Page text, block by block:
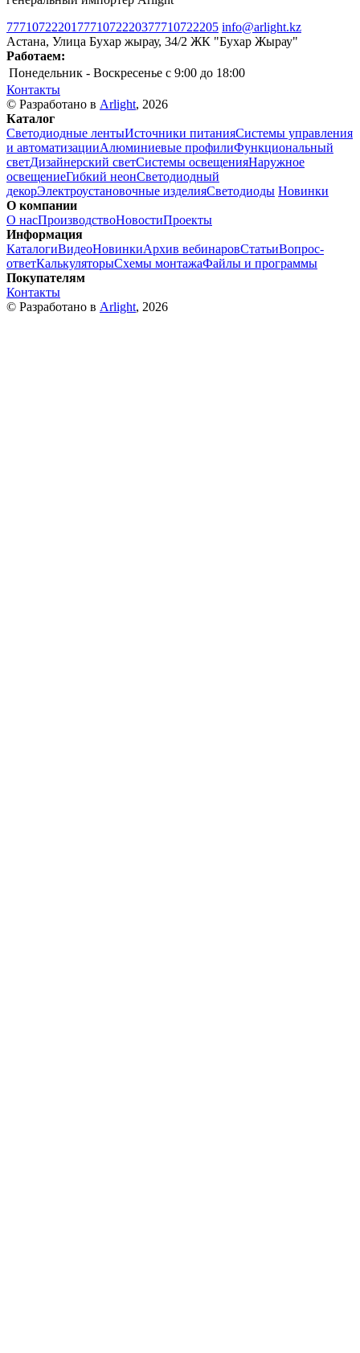
77710722201 7771072220377710722205 info@arlight.kz
Астана, Улица Бухар жырау, 34/2 ЖК "Бухар Жырау"
Работаем:
Понедельник - Воскресенье c 9:00 до 18:00
Контакты
© Разработано в Arlight, 2026
Каталог
Светодиодные лентыИсточники питанияСистемы управления
и автоматизацииАлюминиевые профилиФункциональный
светДизайнерский светСистемы освещенияНаружное
освещениеГибкий неонСветодиодный
декорЭлектроустановочные изделияСветодиоды Новинки
О компании
О насПроизводствоНовостиПроекты
Информация
КаталогиВидеоНовинкиАрхив вебинаровСтатьиВопрос-
ответКалькуляторыСхемы монтажаФайлы и программы
Покупателям
Контакты
© Разработано в Arlight, 2026